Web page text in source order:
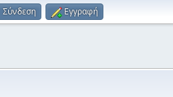
Σύνδεση Εγγραφή